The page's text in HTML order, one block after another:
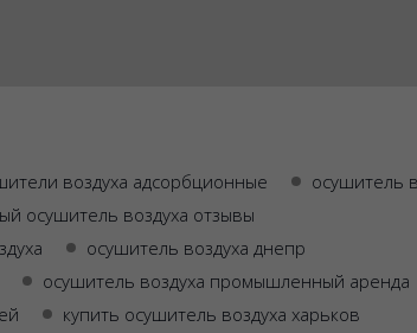
воздуха адсорбционные
осушитель
осушитель воздуха отзывы
осушитель воздуха днепр
осушитель воздуха промышленный аренда
купить осушитель воздуха харьков